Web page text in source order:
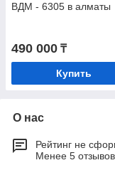
ВДМ - 6305 в алматы
490 000 ₸
Купить
О нас
Рейтинг не
Менее 5